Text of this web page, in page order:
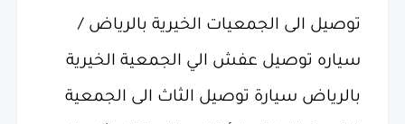
توصيل الى الجمعيات الخيرية بالرياض /
سياره توصيل عفش الي الجمعية الخيرية
بالرياض سيارة توصيل الثاث الى الجمعية